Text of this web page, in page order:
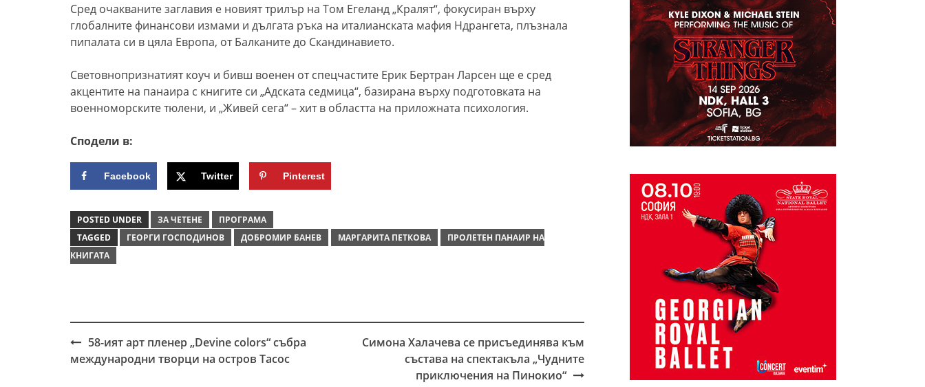
Сред очакваните заглавия е новият трилър на Том Егеланд „Кралят“, фокусиран върху
глобалните финансови измами и дългата ръка на италианската мафия Ндрангета, плъзнала
пипалата си в цяла Европа, от Балканите до Скандинавието.
Световнопризнатият коуч и бивш военен от спецчастите Ерик Бертран Ларсен ще е сред
акцентите на панаира с книгите си „Адската седмица“, базирана върху подготовката на
военноморските тюлени, и „Живей сега“ – хит в областта на приложната психология.
Сподели в:
Facebook Twitter Pinterest
POSTED UNDER ЗА ЧЕТЕНЕ
ПРОГРАМА
TAGGED
ГЕОРГИ ГОСПОДИНОВ ДОБРОМИР БАНЕВ МАРГАРИТА ПЕТКОВА
ПРОЛЕТЕН ПАНАИР НА
КНИГАТА
Post
navigation
58-ият арт пленер „Devine colors“ събра
международни творци на остров Тасос
Симона Халачева се присъединява към
съставa на спектакълa „Чудните
приключения на Пинокио“